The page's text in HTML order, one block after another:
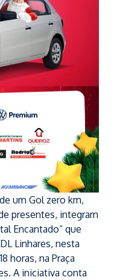
um Gol zero km,
presentes, integram
Encantado” que
Linhares, nesta
horas, na Praça
A iniciativa conta